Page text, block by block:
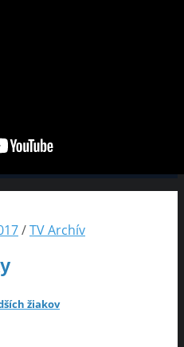
/TV Archív
žiakov